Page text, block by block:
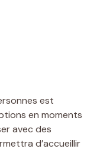
est
en moments
avec des
d’accueillir